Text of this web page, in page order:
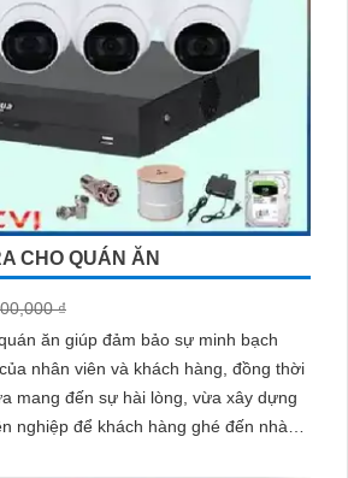
CHO QUÁN ĂN
₫
ăn giúp đảm bảo sự minh bạch
nhân viên và khách hàng, đồng thời
nghiệp để khách hàng ghé đến nhà